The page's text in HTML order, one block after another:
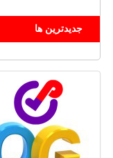
جدیدترین ها